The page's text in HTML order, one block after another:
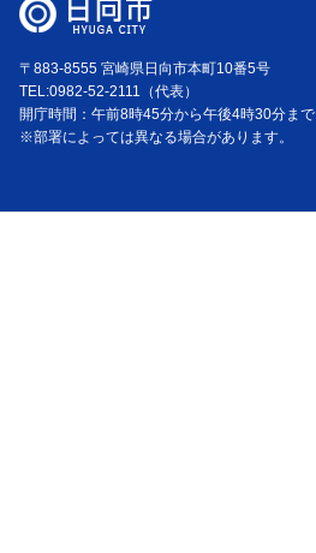
〒883-8555 宮崎県日向市本町10番5号
TEL:0982-52-2111（代表）
開庁時間：午前8時45分から午後4時30分まで
※部署によっては異なる場合があります。